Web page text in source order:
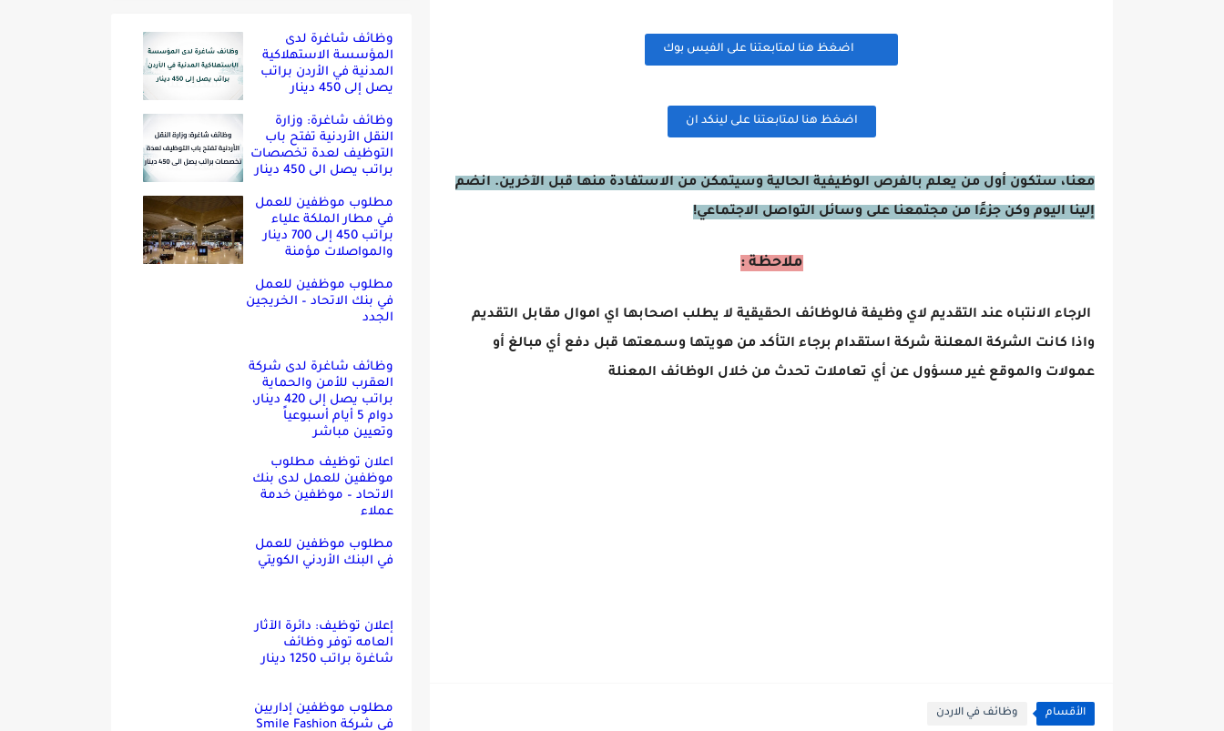
اضغظ هنا لمتابعتنا على الفيس بوك
اضغظ هنا لمتابعتنا على لينكد ان
معنا، ستكون أول من يعلم بالفرص الوظيفية الحالية وسيتمكن من الاستفادة منها قبل الآخرين. انضم
إلينا اليوم وكن جزءًا من مجتمعنا على وسائل التواصل الاجتماعي!
ملاحظة :
الرجاء الانتباه عند التقديم لاي وظيفة فالوظائف الحقيقية لا يطلب اصحابها اي اموال مقابل التقديم
واذا كانت الشركة المعلنة شركة استقدام برجاء التأكد من هويتها وسمعتها قبل دفع أي مبالغ أو
عمولات والموقع غير مسؤول عن أي تعاملات تحدث من خلال الوظائف المعنلة
الأقسام وظائف في الاردن
وظائف شاغرة لدى
المؤسسة الاستهلاكية
المدنية في الأردن براتب
يصل إلى 450 دينار
وظائف شاغرة: وزارة
النقل الأردنية تفتح باب
التوظيف لعدة تخصصات
براتب يصل الى 450 دينار
مطلوب موظفين للعمل
في مطار الملكة علياء
براتب 450 إلى 700 دينار
والمواصلات مؤمنة
مطلوب موظفين للعمل
في بنك الاتحاد – الخريجين
الجدد
وظائف شاغرة لدى شركة
العقرب للأمن والحماية
براتب يصل إلى 420 دينار،
دوام 5 أيام أسبوعياً
وتعيين مباشر
اعلان توظيف مطلوب
موظفين للعمل لدى بنك
الاتحاد – موظفين خدمة
عملاء
مطلوب موظفين للعمل
في البنك الأردني الكويتي
إعلان توظيف: دائرة الآثار
العامه توفر وظائف
شاغرة براتب 1250 دينار
مطلوب موظفين إداريين
في شركة Smile Fashion